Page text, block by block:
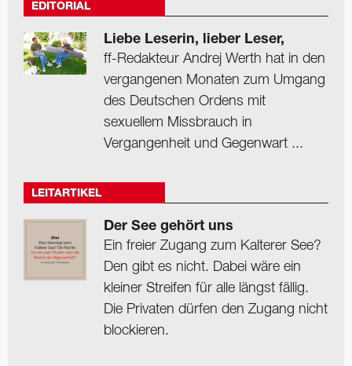
EDITORIAL
Liebe Leserin, lieber Leser,
ff-Redakteur Andrej Werth hat in den
vergangenen Monaten zum Umgang
des Deutschen Ordens mit
sexuellem Missbrauch in
Vergangenheit und Gegenwart ...
LEITARTIKEL
Der See gehört uns
Ein freier Zugang zum Kalterer See?
Den gibt es nicht. Dabei wäre ein
kleiner Streifen für alle längst fällig.
Die Privaten dürfen den Zugang nicht
blockieren.